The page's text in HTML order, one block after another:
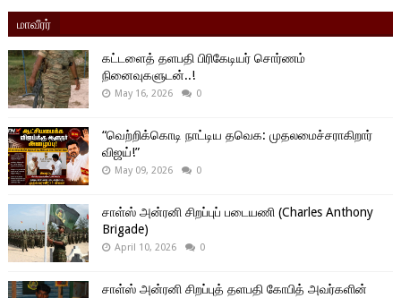
மாவீரர்
கட்டளைத் தளபதி பிரிகேடியர் சொர்ணம்
நினைவுகளுடன்..!
May 16, 2026 0
“வெற்றிக்கொடி நாட்டிய தவெக: முதலமைச்சராகிறார்
விஜய்!”
May 09, 2026 0
சாள்ஸ் அன்ரனி சிறப்புப் படையணி (Charles Anthony
Brigade)
April 10, 2026 0
சாள்ஸ் அன்ரனி சிறப்புத் தளபதி கோபித் அவர்களின்